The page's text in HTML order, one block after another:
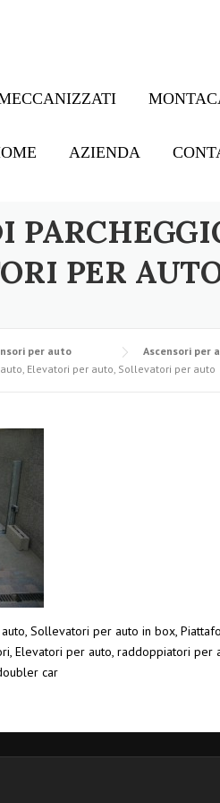
AZIENDA
PER
per auto Ascensori per
Elevatori per auto, Sollevatori per auto
Sollevatori per auto in box,
Elevatori per auto, raddoppiatori
car